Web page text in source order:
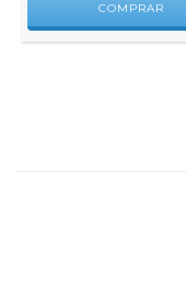
COMPRAR